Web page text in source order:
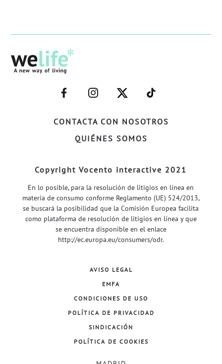
CONTACTA CON NOSOTROS
QUIÉNES SOMOS
–
FACEBOOK–
–
INSTAGRAM–
–
TWITTER–
–
WELIFE–
Copyright Vocento interactive 2021
En lo posible, para la resolución de litigios en línea en
materia de consumo conforme Reglamento (UE) 524/2013,
se buscará la posibilidad que la Comisión Europea facilita
como plataforma de resolución de litigios en línea y que
se encuentra disponible en el enlace
http://ec.europa.eu/consumers/odr.
AVISO LEGAL
EMFA
CONDICIONES DE USO
POLÍTICA DE PRIVACIDAD
SINDICACIÓN
POLÍTICA DE COOKIES